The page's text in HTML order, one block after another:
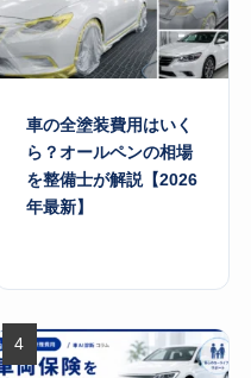
車の全塗装費用はいく
ら？オールペンの相場
を整備士が解説【2026
年最新】